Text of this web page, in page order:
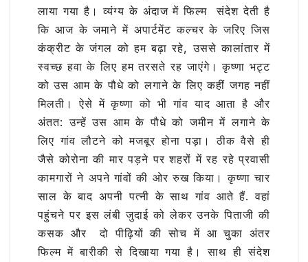
लाया गया है। व्यंग्य के अंदाज में फिल्म संदेश देती है
कि आज के जमाने में अपार्टमेंट कल्चर के जरिए जिस
कंक्रीट के जंगल को हम बढ़ा रहे, उससे कालांतार में
स्वच्छ हवा के लिए हम तरसते रह जाएंगे। कृष्णा भट्ट
को उस आम के पौधे को लगाने के लिए कहीं जगह नहीं
मिलती। ऐसे में कृष्णा को भी गांव याद आता है और
अंतत: उन्‍हें उस आम के पौधे को जमीन में लगाने के
लिए गांव लौटने को मजबूर होना पड़ा। ठीक वैसे ही
जैसे कोरोना की मार पड़ने पर शहरों में रह रहे प्रवासी
कामगारों ने अपने गांवों की ओर रुख किया। कृष्णा चार
साल के बाद अपनी पत्नी के साथ गांव आते हैं. वहां
पहुंचने पर इस लंबी जुदाई को लेकर उनके पिताजी की
कसक और दो पीढ़ियों की सोच में आ चुका अंतर
फिल्‍म में बारीकी से दिखाया गया है। साथ ही संदेश